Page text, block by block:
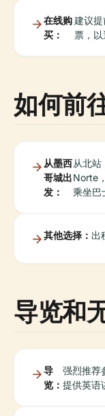
在线购
买：
建议
票，以
如何前
从墨西
哥城出
发：
从北
Norte
乘坐巴
其他选择： 出
导览和
导
览：
强烈推荐
提供英语